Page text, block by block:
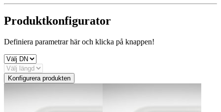
Produktkonfigurator
Definiera parametrar här och klicka på knappen!
Konfigurera produkten